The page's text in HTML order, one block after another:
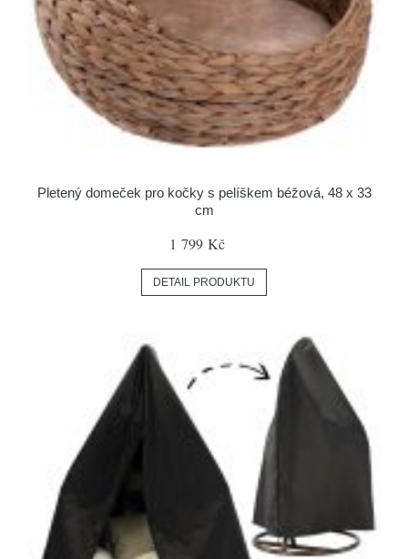
Pletený domeček pro kočky s pelíškem béžová, 48 x 33
cm
1 799 Kč
DETAIL PRODUKTU